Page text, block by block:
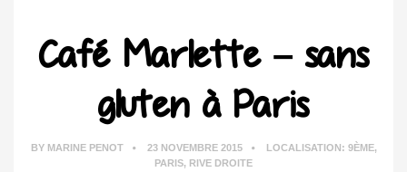
Café Marlette – sans
gluten à Paris
BY MARINE PENOT 23 NOVEMBRE 2015 LOCALISATION: 9ÈME,
PARIS, RIVE DROITE